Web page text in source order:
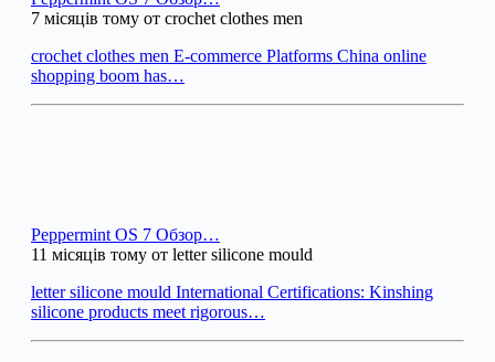
7 місяців тому от crochet clothes men
crochet clothes men E-commerce Platforms China online
shopping boom has…
Peppermint OS 7 Обзор…
11 місяців тому от letter silicone mould
letter silicone mould International Certifications: Kinshing
silicone products meet rigorous…